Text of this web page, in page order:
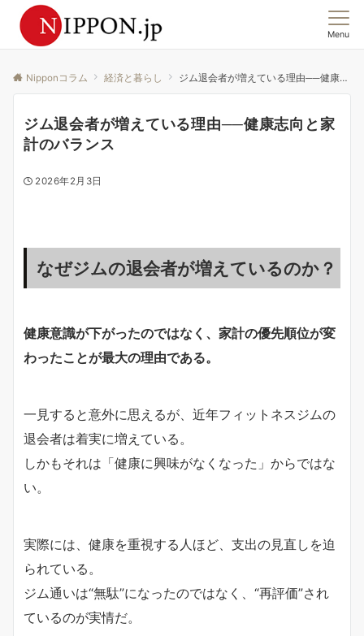
Menu
Nipponコラム 経済と暮らし ジム退会者が増えている理由──健康志向と家計のバランス
ジム退会者が増えている理由──健康志向と家
計のバランス
2026年2月3日
なぜジムの退会者が増えているのか？
健康意識が下がったのではなく、家計の優先順位が変
わったことが最大の理由である。
一見すると意外に思えるが、近年フィットネスジムの
退会者は着実に増えている。
しかもそれは「健康に興味がなくなった」からではな
い。
実際には、健康を重視する人ほど、支出の見直しを迫
られている。
ジム通いは“無駄”になったのではなく、“再評価”され
ているのが実情だ。